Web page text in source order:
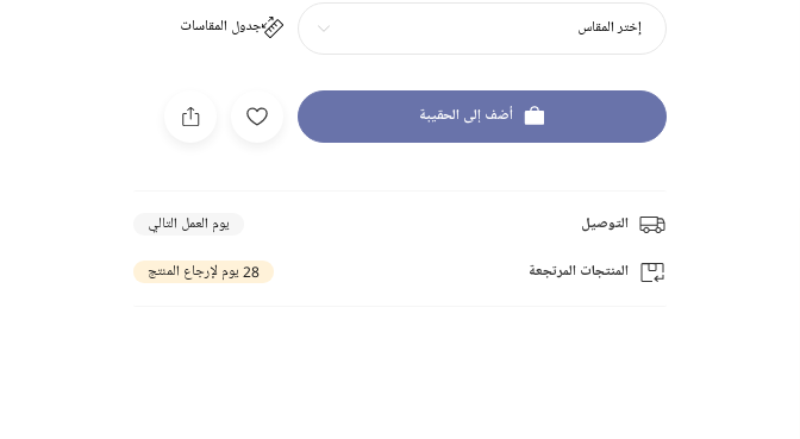
جدول المقاسات إختر المقاس
أضف إلى الحقيبة
التوصيل يوم العمل التالي
المنتجات المرتجعة 28 يوم لإرجاع المنتج